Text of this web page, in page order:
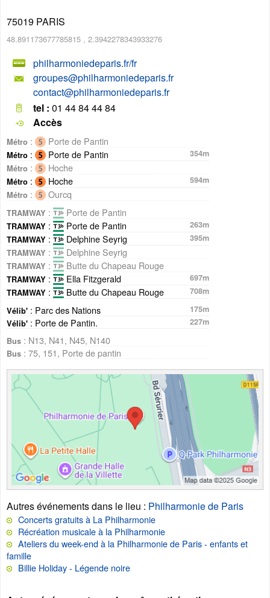
75019 PARIS
48.891173677785815 , 2.3942278343933276
philharmoniedeparis.fr/fr
groupes@philharmoniedeparis.fr
contact@philharmoniedeparis.fr
tel : 01 44 84 44 84
Accès
Métro : Porte de Pantin
Métro : Porte de Pantin
354m
Métro : Hoche
Métro : Hoche
594m
Métro : Ourcq
TRAMWAY : Porte de Pantin
TRAMWAY : Porte de Pantin
263m
TRAMWAY : Delphine Seyrig
395m
TRAMWAY : Delphine Seyrig
TRAMWAY : Butte du Chapeau Rouge
TRAMWAY : Ella Fitzgerald
697m
TRAMWAY : Butte du Chapeau Rouge
708m
Vélib' : Parc des Nations
175m
Vélib' : Porte de Pantin.
227m
Bus : N13, N41, N45, N140
Bus : 75, 151, Porte de pantin
Autres événements dans le lieu : Philharmonie de Paris
Concerts gratuits à La Philharmonie
Récréation musicale à la Philharmonie
Ateliers du week-end à la Philharmonie de Paris - enfants et
famille
Billie Holiday - Légende noire